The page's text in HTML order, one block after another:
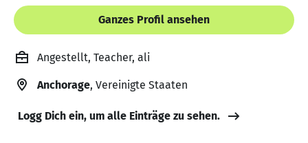
Ganzes Profil ansehen
Angestellt, Teacher, ali
Anchorage, Vereinigte Staaten
Logg Dich ein, um alle Einträge zu sehen.